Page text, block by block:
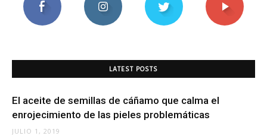
LATEST POSTS
El aceite de semillas de cáñamo que calma el
enrojecimiento de las pieles problemáticas
JULIO 1, 2019